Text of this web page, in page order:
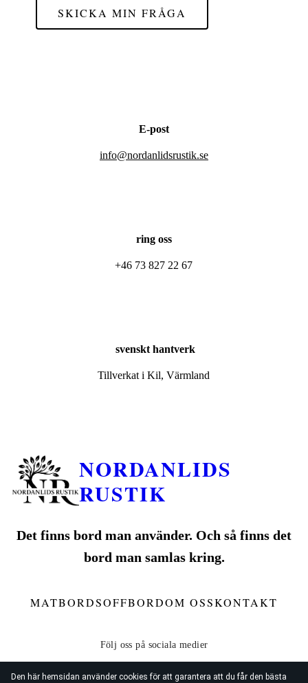
Den här hemsidan använder cookies för att garantera att du får den bästa
SKICKA MIN FRÅGA
E-post
info@nordanlidsrustik.se
ring oss
+46 73 827 22 67
svenskt hantverk
Tillverkat i Kil, Värmland
NORDANLIDS
RUSTIK
Det finns bord man använder. Och så finns det
bord man samlas kring.
MATBORDSOFFBORDOM OSSKONTAKT